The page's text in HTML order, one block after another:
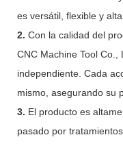
es versátil, flexible y
2. Con la calidad del
CNC Machine Tool
independiente. Cada
mismo, asegurando su
3. El producto es
pasado por